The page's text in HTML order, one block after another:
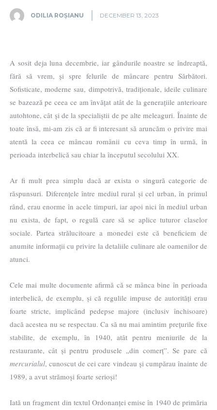
ODILIA ROȘIANU DECEMBER 13, 2023
A sosit deja luna decembrie, iar gândurile noastre se îndreaptă,
fără să vrem, și spre felurile de mâncare pentru Sărbători.
Sofisticate, moderne sau, dimpotrivă, tradiționale, ideile culinare
se bazează pe ceea ce am învățat atât de la generațiile anterioare
autohtone, cât și de la specialiștii de pe alte meleaguri. Înainte de
toate însă, mi-am zis că ar fi interesant să aruncăm o privire mai
atentă la ceea ce mâncau românii cu ceva timp în urmă, în
perioada interbelică sau chiar la începutul secolului XX.
Ar fi mult prea simplu dacă ar exista o singură categorie de
răspunsuri. Diferențele între mediul rural și cel urban, în primul
rând, erau enorme în acele timpuri, iar apoi nici în mediul urban
nu exista, de fapt, o regulă care să se aplice tuturor claselor
sociale. Partea strălucitoare a monedei este că beneficiem de
anumite informații cu privire la detaliile culinare ale oamenilor de
atunci.
Cele mai multe documente afirmă că se mânca bine în perioada
interbelică, de exemplu, și că regulile impuse de autorități erau
foarte stricte, implicând pedepse majore (inclusiv închisoare)
dacă acestea nu se respectau. Ca să nu mai amintim prețurile fixe
stabilite, de exemplu, în 1940, atât pentru meniurile de la
restaurante, cât și pentru produsele „din comerț”. Se pare că
mercurialul, cunoscut de cei care vindeau și cumpărau înainte de
1989, a avut strămoși foarte serioși!
Iată un fragment din textul Ordonanței emise în 1940 de primăria